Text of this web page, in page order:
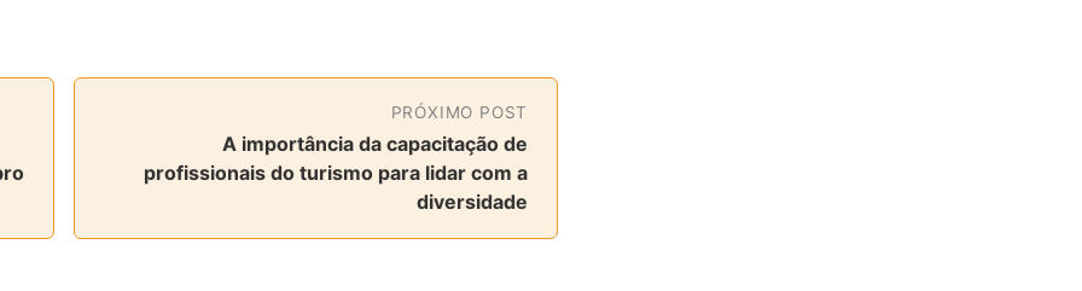
PRÓXIMO POST
A importância da capacitação de
profissionais do turismo para lidar com a
diversidade